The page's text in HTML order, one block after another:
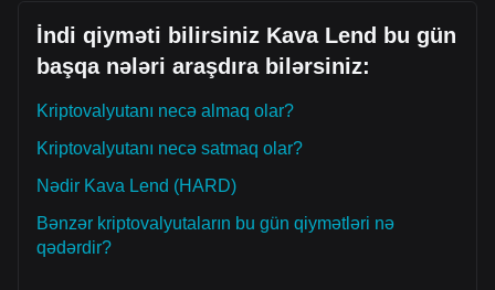
İndi qiyməti bilirsiniz Kava Lend bu gün
başqa nələri araşdıra bilərsiniz:
Kriptovalyutanı necə almaq olar?
Kriptovalyutanı necə satmaq olar?
Nədir Kava Lend (HARD)
Bənzər kriptovalyutaların bu gün qiymətləri nə
qədərdir?